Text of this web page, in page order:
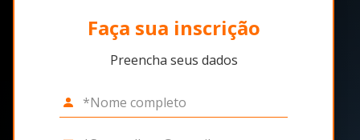
Faça sua inscrição
Preencha seus dados